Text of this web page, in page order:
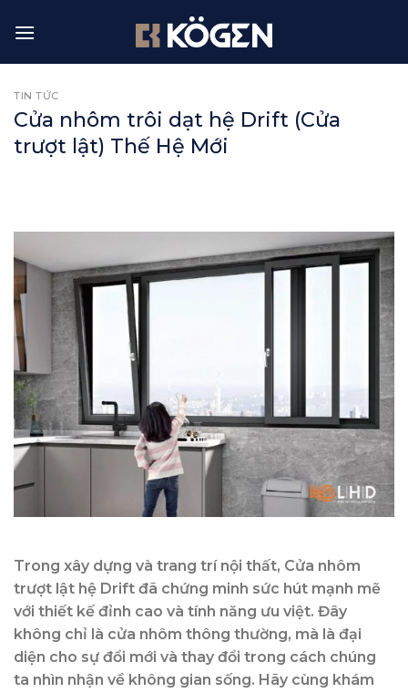
TIN TỨC
Cửa nhôm trôi dạt hệ Drift (Cửa
trượt lật) Thế Hệ Mới
Trong xây dựng và trang trí nội thất, Cửa nhôm
trượt lật hệ Drift đã chứng minh sức hút mạnh mẽ
với thiết kế đỉnh cao và tính năng ưu việt. Đây
không chỉ là cửa nhôm thông thường, mà là đại
diện cho sự đổi mới và thay đổi trong cách chúng
ta nhìn nhận về không gian sống. Hãy cùng khám